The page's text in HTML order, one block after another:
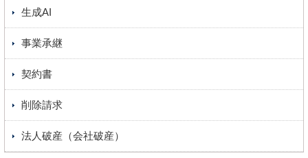
生成AI
事業承継
契約書
削除請求
法人破産（会社破産）